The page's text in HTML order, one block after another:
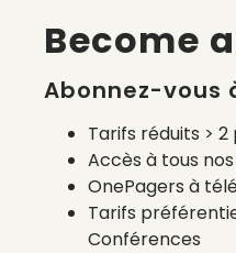
achat de vêtements
don est fait à un
Pour plus
Le site Café Studio
Le site de Bertille
Become
Abonnez-vous
Tarifs réduits >
Accès à tous
OnePagers à
Tarifs
Conférences